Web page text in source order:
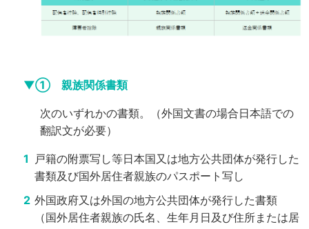
▼① 親族関係書類
次のいずれかの書類。（外国文書の場合日本語での
翻訳文が必要）
戸籍の附票写し等日本国又は地方公共団体が発行した
書類及び国外居住者親族のパスポート写し
外国政府又は外国の地方公共団体が発行した書類
（国外居住者親族の氏名、生年月日及び住所または居